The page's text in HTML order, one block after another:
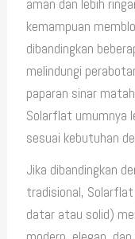
aman dan lebih
kemampuan
dibandingkan
melindungi
paparan sinar
Solarflat umumnya
sesuai kebutuhan
Jika dibandingkan
tradisional,
datar atau solid)